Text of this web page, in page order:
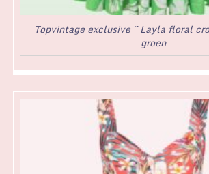
Topvintage exclusive ~ Layla floral
groen